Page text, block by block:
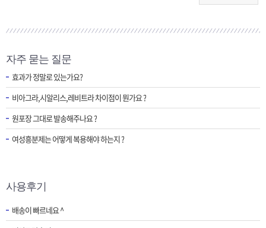
자주 묻는 질문
효과가 정말로 있는가요?
비아그라,시알리스,레비트라 차이점이 뭔가요 ?
원포장 그대로 발송해주나요 ?
여성흥분제는 어떻게 복용해야 하는지 ?
사용후기
배송이 빠르네요 ^